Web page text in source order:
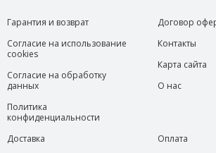
Гарантия и возврат
Согласие на использование
cookies
Согласие на обработку
данных
Политика
конфиденциальности
Договор
Контакты
Карта сайта
О нас
Доставка
Оплата